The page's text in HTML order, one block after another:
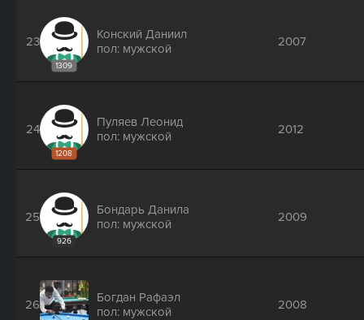
23
1309
Конский Даниил
пол: мужской
2007
24
1208
Пуляев Леонид
пол: мужской
2012
25
926
Бондарь Данила
пол: мужской
2009
26
Богдан Рафаэл
пол: мужской
2008